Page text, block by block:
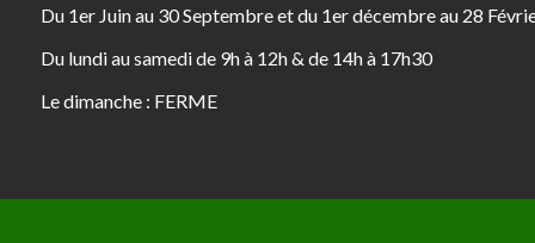
Du 1er Juin au 30 Septembre et du 1er décembre au 28
Du lundi au samedi de 9h à 12h & de 14h à 17h30
Le dimanche : FERME